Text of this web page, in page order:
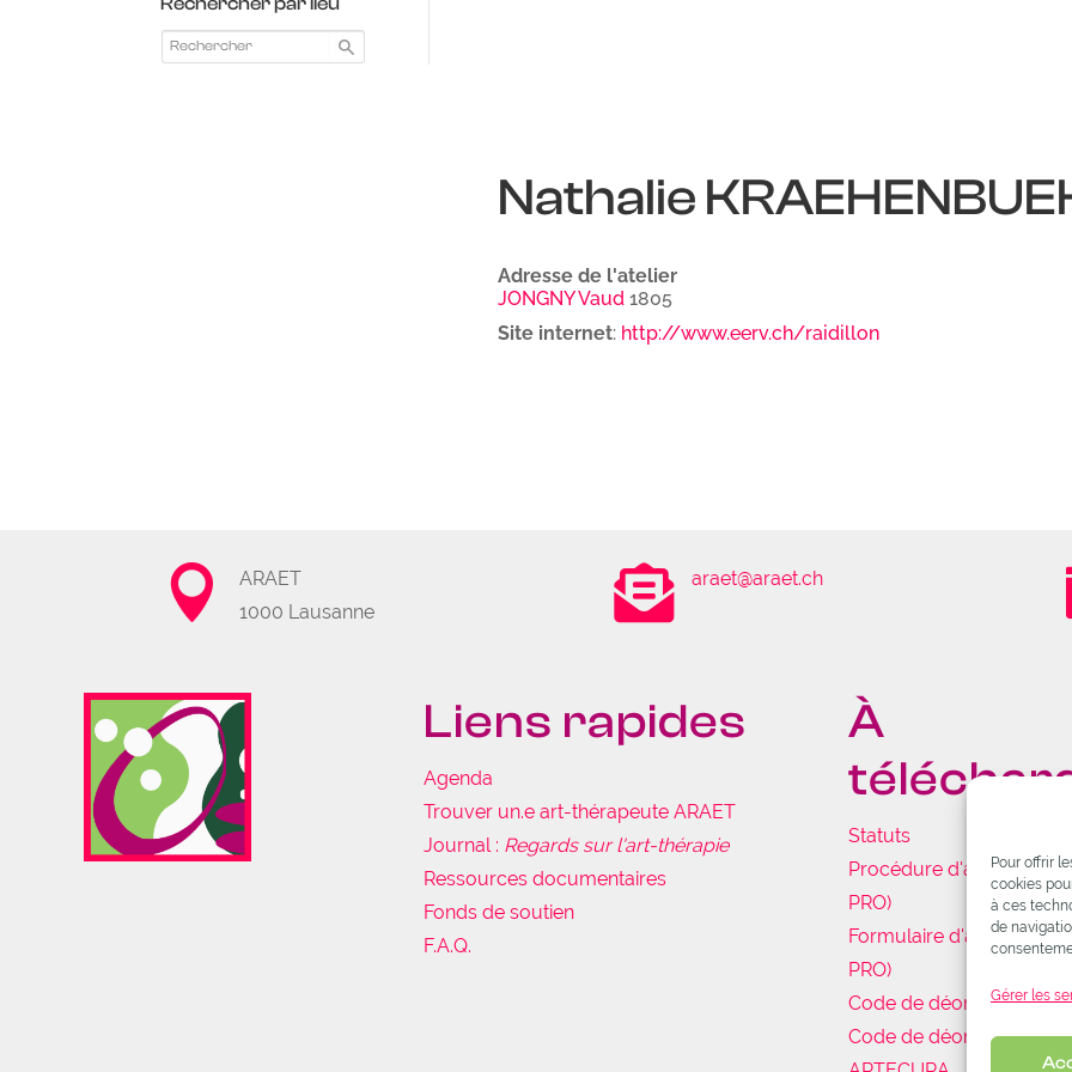
Pour offrir
cookies
à ces
de
Gérer les
Nathalie
Adresse de l'atelier
JONGNYVaud 1805
Site internet: http://www.eerv.ch/raidillon

ARAET
1000 Lausanne
 araet@araet.ch
Liens rapides
Agenda
Trouver un.e art-thérapeute ARAET
Journal : Regards sur l'art-thérapie
Ressources documentaires
Fonds de soutien
F.A.Q.
À
Statuts
Procédure d'admission
PRO)
Formulaire d'admission
PRO)
Code de déontologie de
Code de déontologie de